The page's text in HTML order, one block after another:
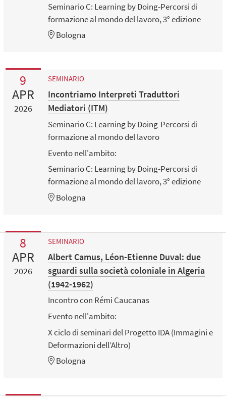
Seminario C: Learning by Doing-Percorsi di
formazione al mondo del lavoro, 3° edizione
Bologna
9
APR
2026
SEMINARIO
Incontriamo Interpreti Traduttori
Mediatori (ITM)
Seminario C: Learning by Doing-Percorsi di
formazione al mondo del lavoro
Evento nell'ambito:
Seminario C: Learning by Doing-Percorsi di
formazione al mondo del lavoro, 3° edizione
Bologna
8
APR
2026
SEMINARIO
Albert Camus, Léon-Etienne Duval: due
sguardi sulla società coloniale in Algeria
(1942-1962)
Incontro con Rémi Caucanas
Evento nell'ambito:
X ciclo di seminari del Progetto IDA (Immagini e
Deformazioni dell’Altro)
Bologna